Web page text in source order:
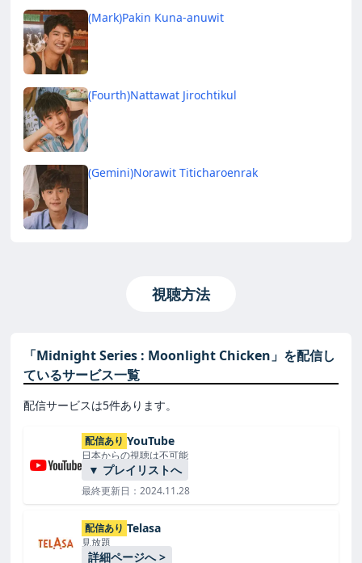
(Mark)Pakin Kuna-anuwit
(Fourth)Nattawat Jirochtikul
(Gemini)Norawit Titicharoenrak
視聴方法
「Midnight Series : Moonlight Chicken」を配信し
ているサービス一覧
配信サービスは5件あります。
配信あり YouTube
日本からの視聴は不可能
▼ プレイリストへ
最終更新日：2024.11.28
配信あり Telasa
見放題
詳細ページへ >